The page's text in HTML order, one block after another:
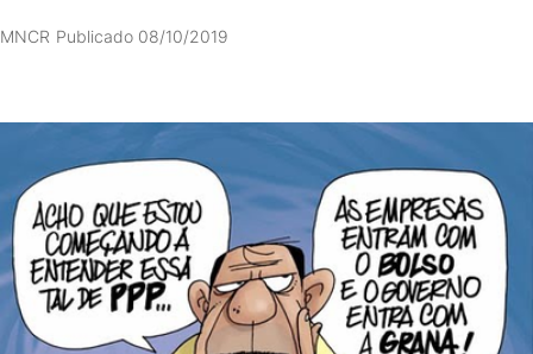
MNCR Publicado 08/10/2019